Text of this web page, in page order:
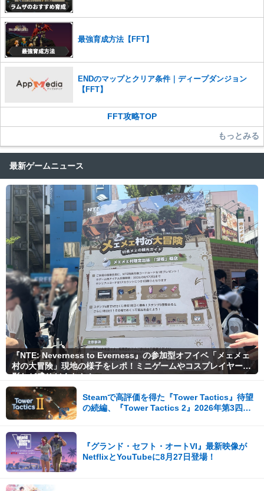
最強育成方法【FFT】
ENDのマップとクリア条件｜ディープダンジョン
【FFT】
FFT攻略TOP
もっとみる
最新ゲームニュース
『NTE: Neverness to Everness』の参加型オフイベ「メェメェ
村の大冒険」現地の様子をレポ！ミニゲームやコスプレイヤー撮
影など盛りだくさん！
Steamで高評価を得た『Tower Tactics』待望
の続編、『Tower Tactics 2』2026年第3四半
『グランド・セフト・オートVI』最新映像が
NetflixとYouTubeに8月27日登場！